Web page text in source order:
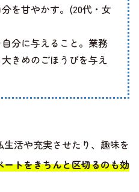
を甘やかす。(20代・女
分に与えること。業務
きめのごほうびを与え
活や充実させたり、趣味を
ートをきちんと区切るのも効